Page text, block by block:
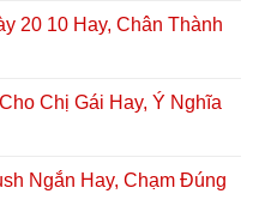
20 10 Hay, Chân Thành
Chị Gái Hay, Ý Nghĩa
Ngắn Hay, Chạm Đúng